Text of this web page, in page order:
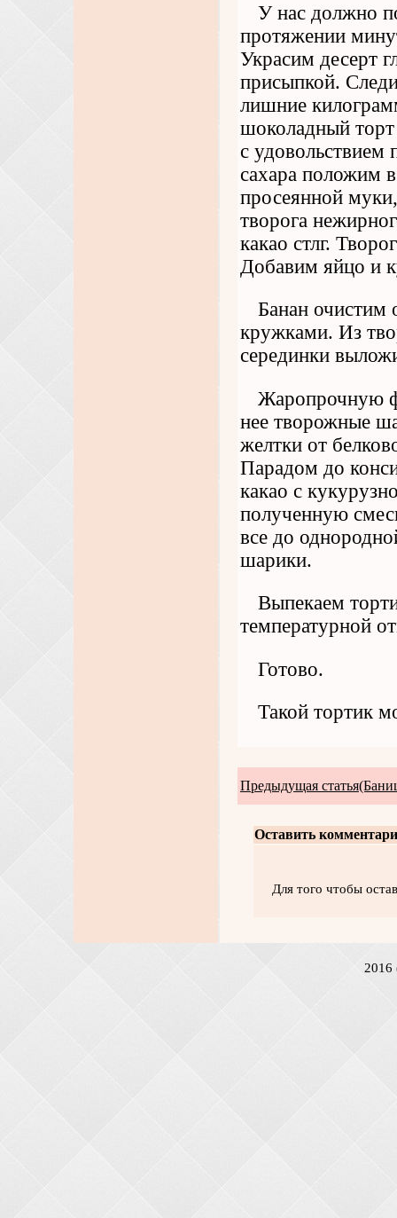
У нас должно
протяжении
Украсим десерт
присыпкой.
лишние
шоколадный
с
сахара положим
просеянной
творога
какао стлг.
Добавим яйцо и
Банан очистим
кружками. Из
серединки
Жаропрочную
нее творожные
желтки от
Парадом до
какао с
полученную
все до
шарики.
Выпекаем
температурной
Готово.
Такой тортик
Предыдущая
Оставить
Для того чтобы